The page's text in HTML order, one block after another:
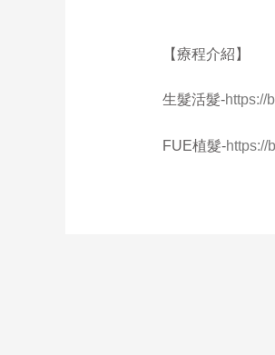
【療程介紹】
生髮活髮-https://
FUE植髮-https://